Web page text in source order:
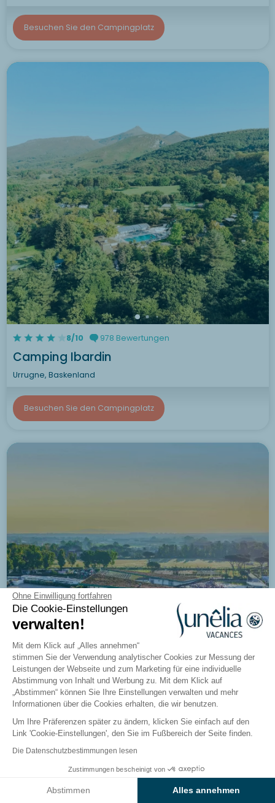
Ohne Einwilligung fortfahren
Die Cookie-Einstellungen
verwalten!
Mit dem Klick auf „Alles annehmen“
stimmen Sie der Verwendung analytischer Cookies zur Messung der
Leistungen der Webseite und zum Marketing für eine individuelle
Abstimmung von Inhalt und Werbung zu. Mit dem Klick auf
„Abstimmen“ können Sie Ihre Einstellungen verwalten und mehr
Informationen über die Cookies erhalten, die wir benutzen.
Um Ihre Präferenzen später zu ändern, klicken Sie einfach auf den
Link 'Cookie-Einstellungen', den Sie im Fußbereich der Seite finden.
Die Datenschutzbestimmungen lesen
Zustimmungen bescheinigt von
Abstimmen Alles annehmen
Besuchen Sie den Campingplatz
8/10 978 Bewertungen
Camping Ibardin
Urrugne, Baskenland
Besuchen Sie den Campingplatz
Camping Roma Capitol
Rom, Latium, Italien
Besuchen Sie den Campingplatz
Ergebnisse auf der Karte anzeigen